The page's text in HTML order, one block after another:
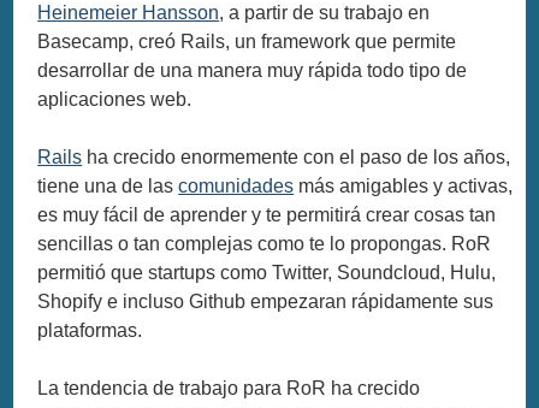
Heinemeier Hansson, a partir de su trabajo en
Basecamp, creó Rails, un framework que permite
desarrollar de una manera muy rápida todo tipo de
aplicaciones web.
Rails ha crecido enormemente con el paso de los años,
tiene una de lascomunidades más amigables y activas,
es muy fácil de aprender y te permitirá crear cosas tan
sencillas o tan complejas como te lo propongas. RoR
permitió que startups como Twitter, Soundcloud, Hulu,
Shopify e incluso Github empezaran rápidamente sus
plataformas.
La tendencia de trabajo para RoR ha crecido